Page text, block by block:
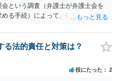
という調査（弁護士が弁護士会を
る手続）によって、口座名義人の
、住所地に貸金を返還するよう求
れます。 ただ、弁護士会照会を利
が必要になりコストがかかってしま
視をされる可能性も否定できませ
てきても、弁済の資力が無けれ
る法的責任と対策は？
役にたった 2